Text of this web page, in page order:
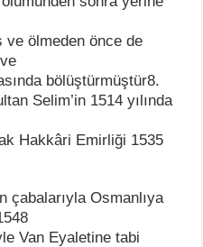
ve ölmeden önce de
bölüştürmüştür8.
Selim’in 1514 yılında
Hakkâri Emirliği 1535
çabalarıyla Osmanlıya
Van Eyaletine tabi